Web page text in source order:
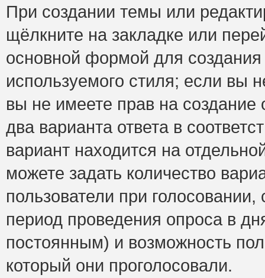
При создании темы или
щёлкните на закладке или
основной формой для
используемого стиля; если вы
вы не имеете прав на
два варианта ответа в
вариант находится на
можете задать количество
пользователи при
период проведения опроса в
постоянным) и возможность
который они проголосовали.